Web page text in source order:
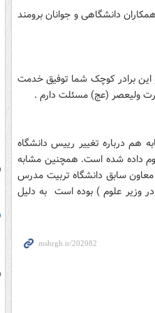
دانشگاهی و جوانان برومند
این برادر کوچک شما توفیق خدمت
ولیعصر (عج) مسئلت دارم .
هم درباره تغییر رییس دانشگاه
داده شده است. همچنین مشابه
سابق دانشگاه تربیت مدرس
وزیر علوم ) بوده است به دلیل